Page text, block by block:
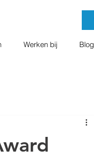
Werken bij Blog